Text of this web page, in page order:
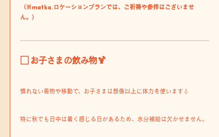
（※matka.ロケーションプランでは、ご祈祷や参拝はございませ
ん。）
□ お子さまの飲み物🍹
慣れない着物や移動で、お子さまは想像以上に体力を使います💧
特に秋でも日中は暑く感じる日があるため、水分補給は欠かせません。